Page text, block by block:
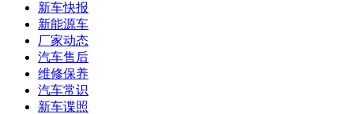
新车快报
新能源车
厂家动态
汽车售后
维修保养
汽车常识
新车谍照